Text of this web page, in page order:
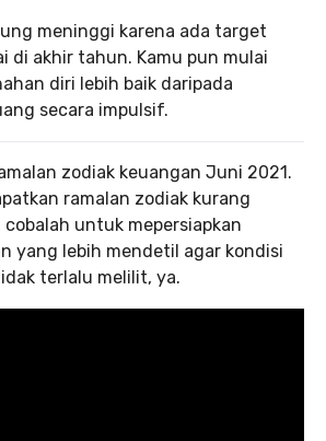
meninggi karena ada target
di akhir tahun. Kamu pun mulai
diri lebih baik daripada
secara impulsif.
zodiak keuangan Juni 2021.
ramalan zodiak kurang
untuk mepersiapkan
yang lebih mendetil agar kondisi
terlalu melilit, ya.